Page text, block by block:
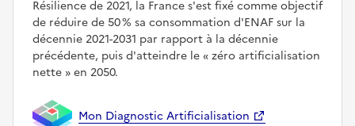
Résilience de 2021, la France s'est fixé comme objectif
de réduire de 50 % sa consommation d'ENAF sur la
décennie 2021-2031 par rapport à la décennie
précédente, puis d'atteindre le
zéro artificialisation
nette
en 2050.
Mon Diagnostic Artificialisation